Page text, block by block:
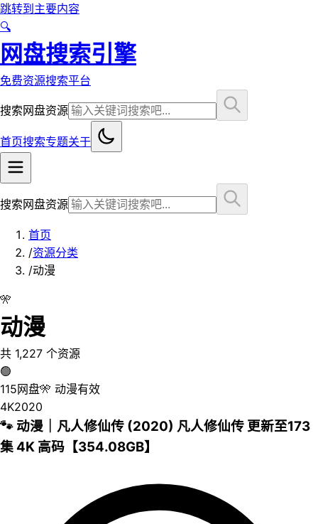
跳转到主要内容
🔍
网盘搜索引擎
免费资源搜索平台
搜索网盘资源
首页搜索专题关于
搜索网盘资源
首页
/资源分类
/动漫
🎌
动漫
共 1,227 个资源
🟢
115网盘🎌 动漫有效
4K2020
🐾 动漫｜凡人修仙传 (2020) 凡人修仙传 更新至173
集 4K 高码【354.08GB】